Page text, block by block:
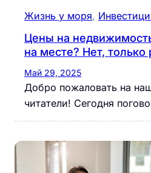
Жизнь у моря,
Цены на
на месте? Нет, только
Май 29, 2025
Добро пожаловать на
читатели! Сегодня